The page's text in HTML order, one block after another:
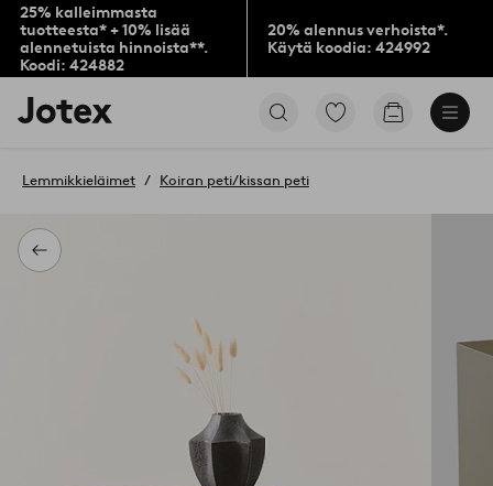
25% kalleimmasta
tuotteesta* + 10% lisää
alennetuista hinnoista**.
Koodi: 424882
20% alennus verhoista*.
Käytä koodia: 424992
Jotex-
logo
aloitussivulle
Siirry
Siirry
Takaisin
Lemmikkieläimet Koiran peti/kissan peti